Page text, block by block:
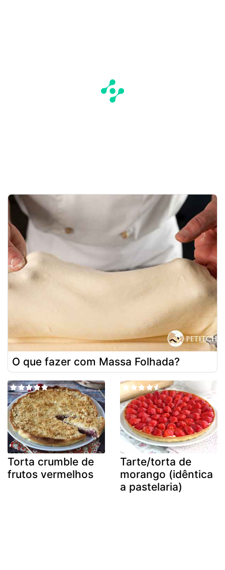
O que fazer com Massa Folhada?
Torta crumble de
frutos vermelhos
Tarte/torta de
morango (idêntica
a pastelaria)